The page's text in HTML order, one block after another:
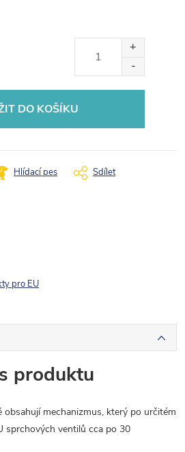
DO KOŠÍKU
Hlídací pes Sdílet
pro EU
produktu
mechanizmus, který po určitém
sprchových ventilů cca po 30